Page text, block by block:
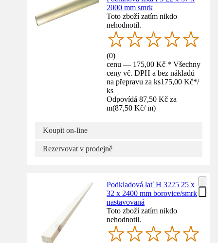
2000 mm smrk
Toto zboží zatím nikdo
nehodnotil.
(0)
cenu — 175,00 Kč * Všechny
ceny vč. DPH a bez nákladů
na přepravu za ks175,00 Kč*/
ks
Odpovídá 87,50 Kč za
m(87,50 Kč/ m)
Koupit on-line
Rezervovat v prodejně
Podkladová lať H 3225 25 x
32 x 2400 mm borovice/smrk
nastavovaná
Toto zboží zatím nikdo
nehodnotil.